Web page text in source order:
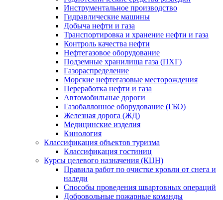
Инструментальное производство
Гидравлические машины
Добыча нефти и газа
Транспортировка и хранение нефти и газа
Контроль качества нефти
Нефтегазовое оборудование
Подземные хранилища газа (ПХГ)
Газораспределение
Морские нефтегазовые месторождения
Переработка нефти и газа
Автомобильные дороги
Газобаллонное оборудование (ГБО)
Железная дорога (ЖД)
Медицинские изделия
Кинология
Классификация объектов туризма
Классификация гостиниц
Курсы целевого назначения (КЦН)
Правила работ по очистке кровли от снега и
наледи
Способы проведения швартовных операций
Добровольные пожарные команды